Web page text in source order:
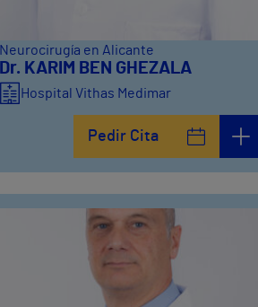
Neurocirugía en Alicante
Dr. KARIM BEN GHEZALA
Hospital Vithas Medimar
Pedir Cita